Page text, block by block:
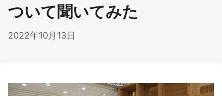
ついて聞いてみた
2022年10月13日